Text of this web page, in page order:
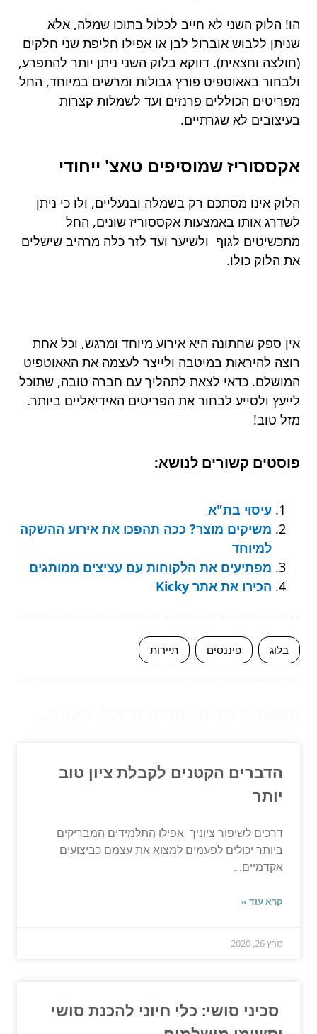
הו! הלוק השני לא חייב לכלול בתוכו שמלה, אלא
שניתן ללבוש אוברול לבן או אפילו חליפת שני חלקים
(חולצה וחצאית). דווקא בלוק השני ניתן יותר להתפרע,
ולבחור באאוטפיט פורץ גבולות ומרשים במיוחד, החל
מפריטים הכוללים פרנזים ועד לשמלות קצרות
בעיצובים לא שגרתיים.
אקססוריז שמוסיפים טאצ' ייחודי
הלוק אינו מסתכם רק בשמלה ובנעליים, ולו כי ניתן
לשדרג אותו באמצעות אקססוריז שונים, החל
מתכשיטים לגוף ולשיער ועד לזר כלה מרהיב שישלים
את הלוק כולו.
אין ספק שחתונה היא אירוע מיוחד ומרגש, וכל אחת
רוצה להיראות במיטבה ולייצר לעצמה את האאוטפיט
המושלם. כדאי לצאת לתהליך עם חברה טובה, שתוכל
לייעץ ולסייע לבחור את הפריטים האידיאליים ביותר.
מזל טוב!
פוסטים קשורים לנושא:
עיסוי בת"א
משיקים מוצר? ככה תהפכו את אירוע ההשקה
למיוחד
מפתיעים את הלקוחות עם עציצים ממותגים
הכירו את אתר Kicky
בלוג פיננסים תיירות
הדברים הקטנים לקבלת ציון טוב
יותר
דרכים לשיפור ציוניך אפילו התלמידים המבריקים
ביותר יכולים לפעמים למצוא את עצמם כביצועים
אקדמיים...
קרא עוד »
מרץ 26, 2020
סכיני סושי: כלי חיוני להכנת סושי